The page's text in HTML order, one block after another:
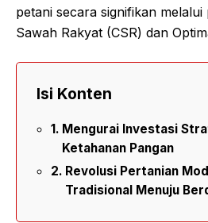
petani secara signifikan
Sawah Rakyat (CSR) dan
Isi Konten
Mengurai Investasi
Ketahanan Pangan
Revolusi Pertanian
Tradisional Menuju